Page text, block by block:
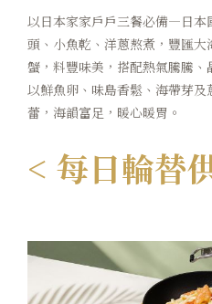
以日本家家戶戶三餐必備—日本
頭、小魚乾、洋蔥熬煮，豐匯
蟹，料豐味美，搭配熱氣騰騰
以鮮魚卵、味島香鬆、海帶芽
蕾，海韻富足，暖心暖胃。
< 每日輪替